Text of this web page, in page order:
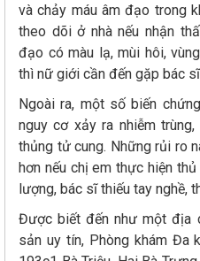
và chảy máu âm đạo trong
theo dõi ở nhà nếu nhận
đạo có màu lạ, mùi hôi,
thì nữ giới cần đến gặp bác sĩ
Ngoài ra, một số biến
nguy cơ xảy ra nhiễm
thủng tử cung. Những rủi ro
hơn nếu chị em thực hiện
lượng, bác sĩ thiếu tay nghề,
Được biết đến như một địa
sản uy tín, Phòng khám Đa